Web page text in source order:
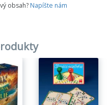
obsah? Napíšte nám